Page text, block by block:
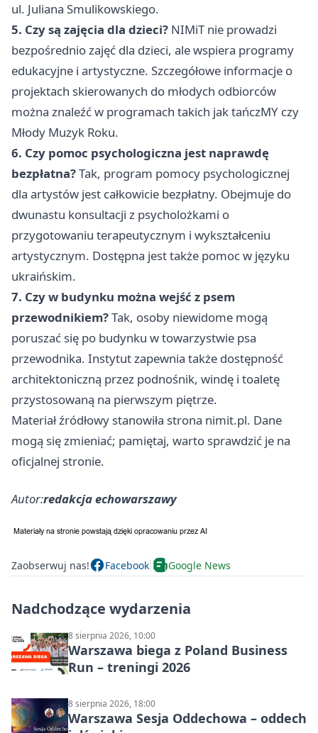
ul. Juliana Smulikowskiego.
5. Czy są zajęcia dla dzieci? NIMiT nie prowadzi
bezpośrednio zajęć dla dzieci, ale wspiera programy
edukacyjne i artystyczne. Szczegółowe informacje o
projektach skierowanych do młodych odbiorców
można znaleźć w programach takich jak tańczMY czy
Młody Muzyk Roku.
6. Czy pomoc psychologiczna jest naprawdę
bezpłatna?Tak, program pomocy psychologicznej
dla artystów jest całkowicie bezpłatny. Obejmuje do
dwunastu konsultacji z psycholożkami o
przygotowaniu terapeutycznym i wykształceniu
artystycznym. Dostępna jest także pomoc w języku
ukraińskim.
7. Czy w budynku można wejść z psem
przewodnikiem?Tak, osoby niewidome mogą
poruszać się po budynku w towarzystwie psa
przewodnika. Instytut zapewnia także dostępność
architektoniczną przez podnośnik, windę i toaletę
przystosowaną na pierwszym piętrze.
Materiał źródłowy stanowiła strona nimit.pl. Dane
mogą się zmieniać; pamiętaj, warto sprawdzić je na
oficjalnej stronie.
Autor:redakcja echowarszawy
Zaobserwuj nas! Facebook Google News
Nadchodzące wydarzenia
8 sierpnia 2026, 10:00
Warszawa biega z Poland Business
Run – treningi 2026
8 sierpnia 2026, 18:00
Warszawa Sesja Oddechowa – oddech